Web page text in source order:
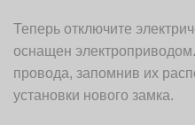
Теперь отключите
оснащен
провода, запомнив их
установки нового замка.